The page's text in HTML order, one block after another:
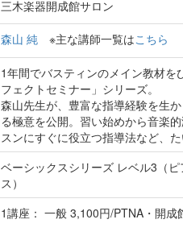
三木楽器開成館サロン
森山 純 ※主な講師一覧はこちら
1年間でバスティンのメイン教材
フェクトセミナー」シリーズ。
森山先生が、豊富な指導経験を生
る極意を公開。習い始めから音楽
スンにすぐに役立つ指導法など、
ベーシックスシリーズ レベル3（
ス）
1講座： 一般 3,100円/PTNA・開成